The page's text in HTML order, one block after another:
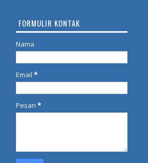
FORMULIR KONTAK
Nama
Email *
Pesan *